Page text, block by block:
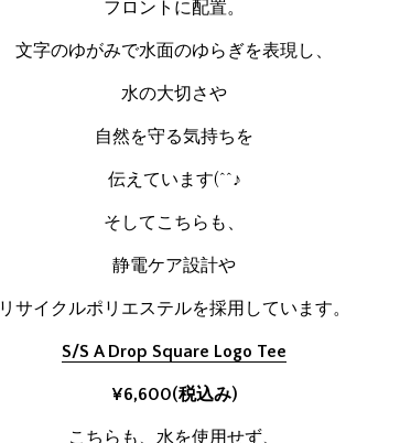
フロントに配置。
文字のゆがみで水面のゆらぎを表現し、
水の大切さや
自然を守る気持ちを
伝えています(^^♪
そしてこちらも、
静電ケア設計や
リサイクルポリエステルを採用しています。
S/S A Drop Square Logo Tee
¥6,600(税込み)
こちらも、水を使用せず、